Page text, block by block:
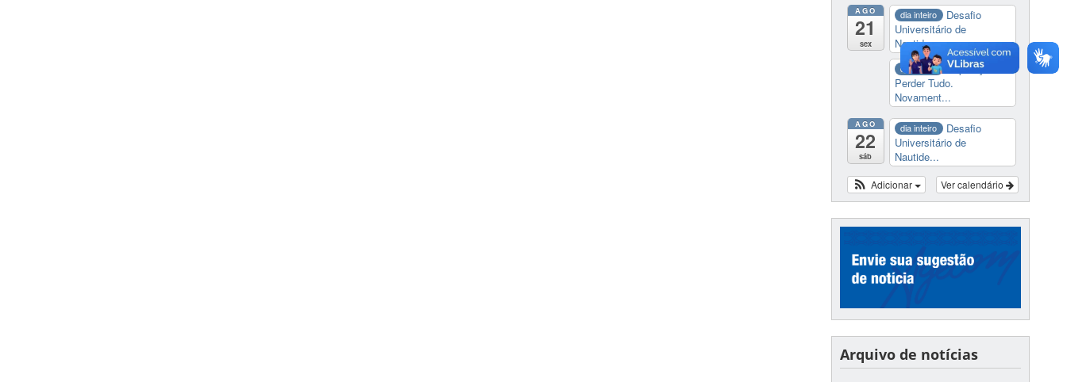
AGO
21
sex
dia inteiro
Desafio
Universitário de
Nautide...
dia inteiro
Exposição:
Perder Tudo.
Novament...
AGO
22
sáb
dia inteiro
Desafio
Universitário de
Nautide...
Ver calendário
Adicionar
Arquivo de notícias